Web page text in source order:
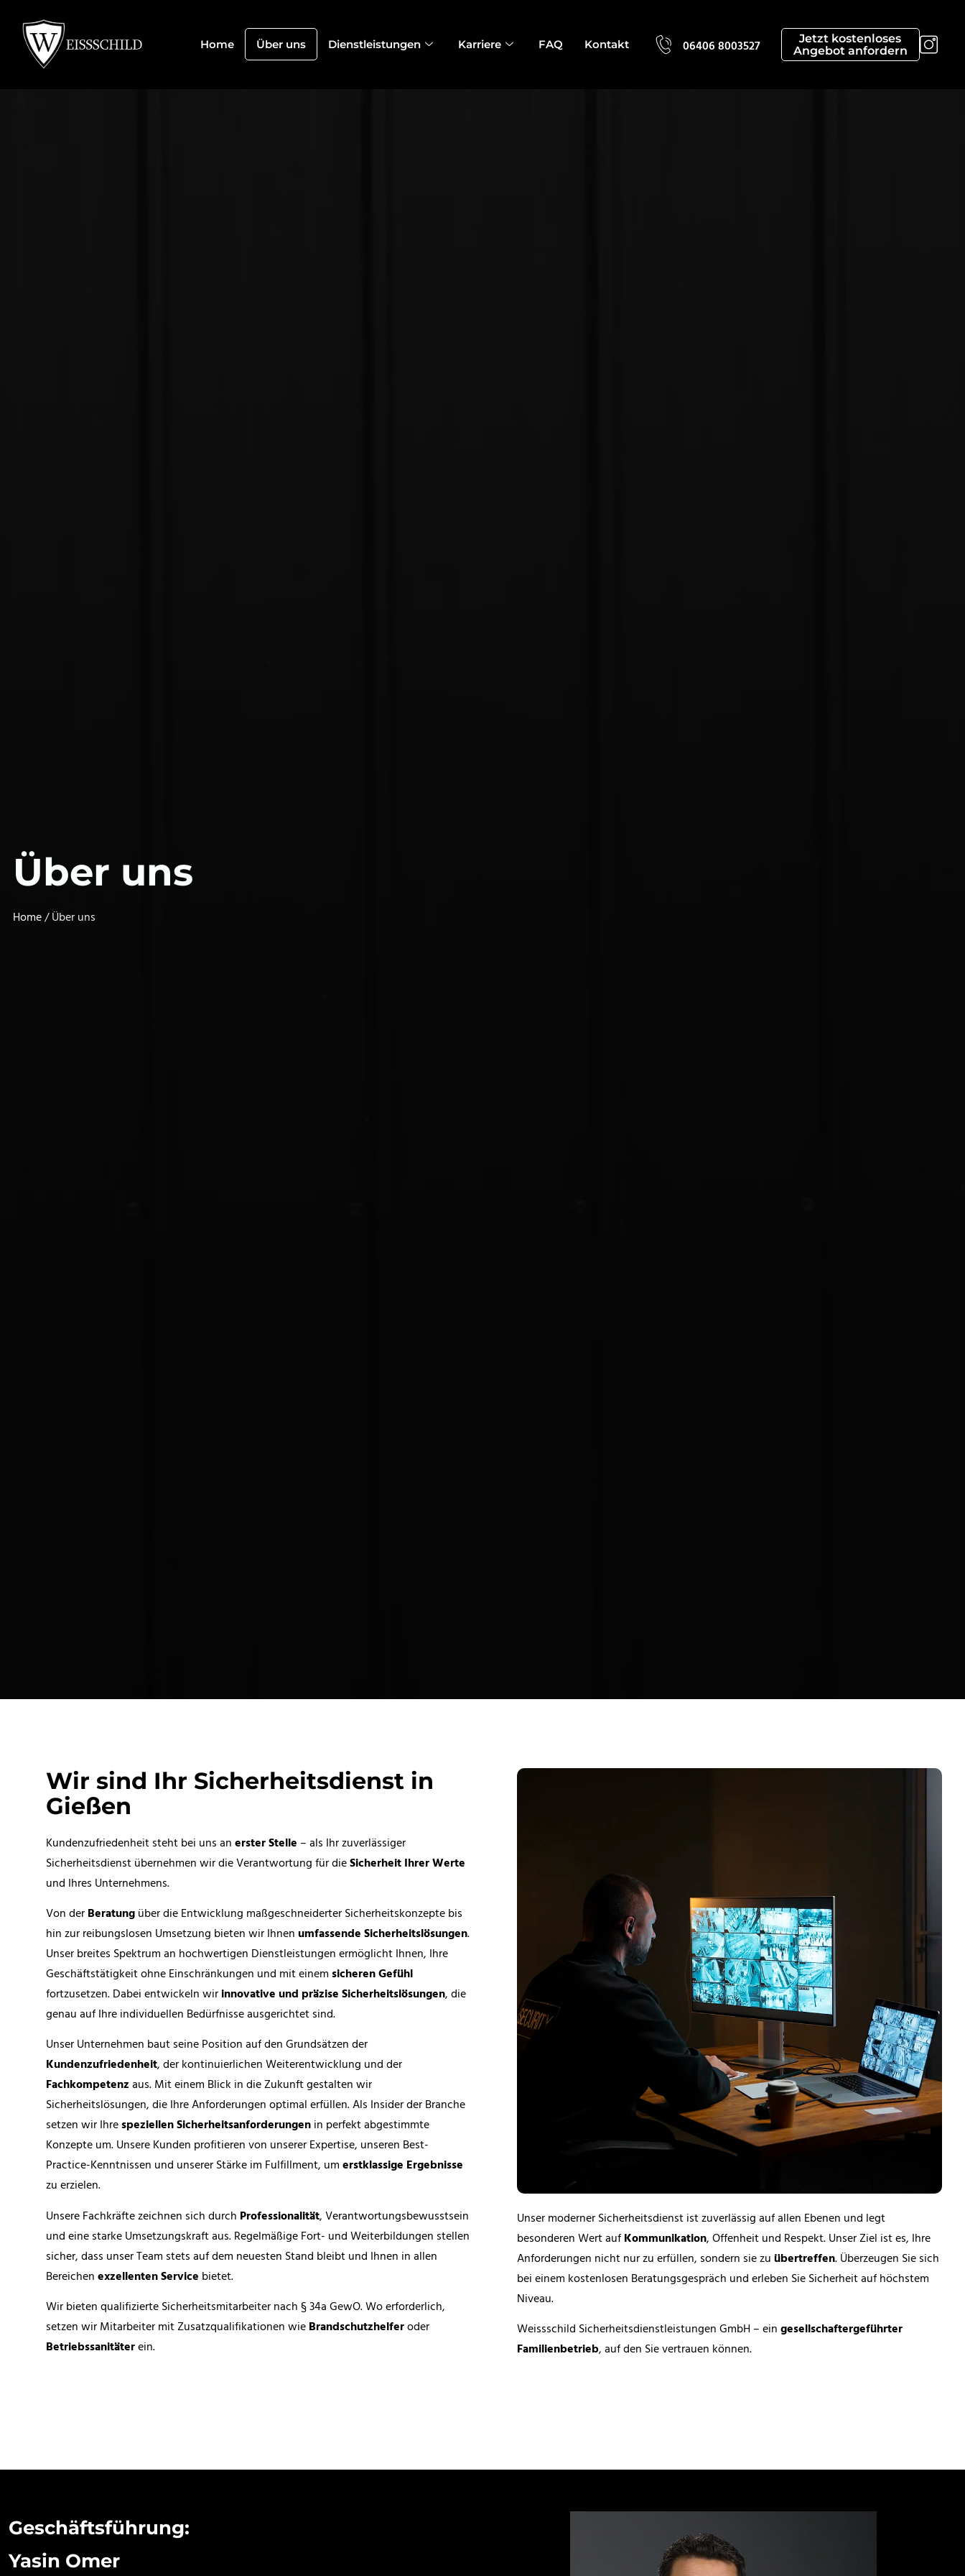
Home Über uns Dienstleistungen Karriere FAQ Kontakt 06406 8003527
Jetzt kostenloses
Angebot anfordern
Über uns
Home/ Über uns
Wir sind Ihr Sicherheitsdienst in
Gießen
Kundenzufriedenheit steht bei uns an erster Stelle – als Ihr zuverlässiger
Sicherheitsdienst übernehmen wir die Verantwortung für dieSicherheit Ihrer Werte
und Ihres Unternehmens.
Von der Beratung über die Entwicklung maßgeschneiderter Sicherheitskonzepte bis
hin zur reibungslosen Umsetzung bieten wir Ihnen umfassende Sicherheitslösungen.
Unser breites Spektrum an hochwertigen Dienstleistungen ermöglicht Ihnen, Ihre
Geschäftstätigkeit ohne Einschränkungen und mit einem sicheren Gefühl
fortzusetzen. Dabei entwickeln wirinnovative und präzise Sicherheitslösungen, die
genau auf Ihre individuellen Bedürfnisse ausgerichtet sind.
Unser Unternehmen baut seine Position auf den Grundsätzen der
Kundenzufriedenheit, der kontinuierlichen Weiterentwicklung und der
Fachkompetenz aus. Mit einem Blick in die Zukunft gestalten wir
Sicherheitslösungen, die Ihre Anforderungen optimal erfüllen. Als Insider der Branche
setzen wir Ihrespeziellen Sicherheitsanforderungen in perfekt abgestimmte
Konzepte um. Unsere Kunden profitieren von unserer Expertise, unseren Best-
Practice-Kenntnissen und unserer Stärke im Fulfillment, um erstklassige Ergebnisse
zu erzielen.
Unsere Fachkräfte zeichnen sich durch Professionalität, Verantwortungsbewusstsein
und eine starke Umsetzungskraft aus. Regelmäßige Fort- und Weiterbildungen stellen
sicher, dass unser Team stets auf dem neuesten Stand bleibt und Ihnen in allen
Bereichen exzellenten Service bietet.
Wir bieten qualifizierte Sicherheitsmitarbeiter nach § 34a GewO. Wo erforderlich,
setzen wir Mitarbeiter mit Zusatzqualifikationen wie Brandschutzhelferoder
Betriebssanitäterein.
Unser moderner Sicherheitsdienst ist zuverlässig auf allen Ebenen und legt
besonderen Wert auf Kommunikation, Offenheit und Respekt. Unser Ziel ist es, Ihre
Anforderungen nicht nur zu erfüllen, sondern sie zu übertreffen. Überzeugen Sie sich
bei einem kostenlosen Beratungsgespräch und erleben Sie Sicherheit auf höchstem
Niveau.
Weissschild Sicherheitsdienstleistungen GmbH – ein gesellschaftergeführter
Familienbetrieb, auf den Sie vertrauen können.
Geschäftsführung:
Yasin Omer